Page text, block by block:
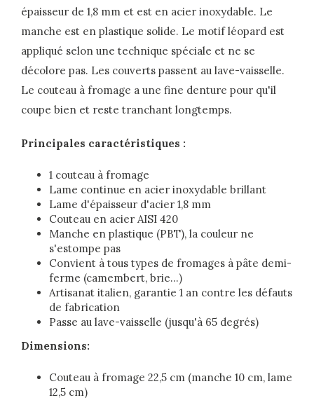
épaisseur de 1,8 mm et est en acier inoxydable. Le
manche est en plastique solide. Le motif léopard est
appliqué selon une technique spéciale et ne se
décolore pas. Les couverts passent au lave-vaisselle.
Le couteau à fromage a une fine denture pour qu'il
coupe bien et reste tranchant longtemps.
Principales caractéristiques :
1 couteau à fromage
Lame continue en acier inoxydable brillant
Lame d'épaisseur d'acier 1,8 mm
Couteau en acier AISI 420
Manche en plastique (PBT), la couleur ne
s'estompe pas
Convient à tous types de fromages à pâte demi-
ferme (camembert, brie...)
Artisanat italien, garantie 1 an contre les défauts
de fabrication
Passe au lave-vaisselle (jusqu'à 65 degrés)
Dimensions:
Couteau à fromage 22,5 cm (manche 10 cm, lame
12,5 cm)